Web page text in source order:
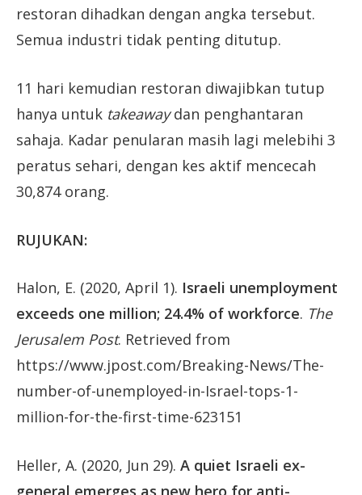
restoran dihadkan dengan angka tersebut.
Semua industri tidak penting ditutup.
11 hari kemudian restoran diwajibkan tutup
hanya untuk takeawaydan penghantaran
sahaja. Kadar penularan masih lagi melebihi 3
peratus sehari, dengan kes aktif mencecah
30,874 orang.
RUJUKAN:
Halon, E. (2020, April 1). Israeli unemployment
exceeds one million; 24.4% of workforce. The
Jerusalem Post. Retrieved from
https://www.jpost.com/Breaking-News/The-
number-of-unemployed-in-Israel-tops-1-
million-for-the-first-time-623151
Heller, A. (2020, Jun 29). A quiet Israeli ex-
general emerges as new hero for anti-